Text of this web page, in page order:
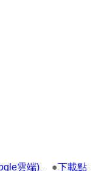
雲端) ●下載點